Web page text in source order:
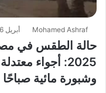
Mohamed Ashraf أبريل 16, 2025
2025: أجواء
وشبورة مائية صباحًا